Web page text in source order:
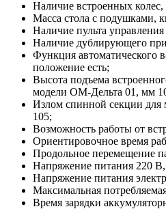
Наличие встроенных
Масса стола с подушками,
Наличие пульта управления
Наличие дублирующего
Функция автоматического
положение есть;
Высота подъема
модели ОМ-Дельта 01, мм
Излом спинной секции
105;
Возможность работы от
Ориентировочное время
Продольное перемещение
Напряжение питания 220
Напряжение питания
Максимальная
Время зарядки